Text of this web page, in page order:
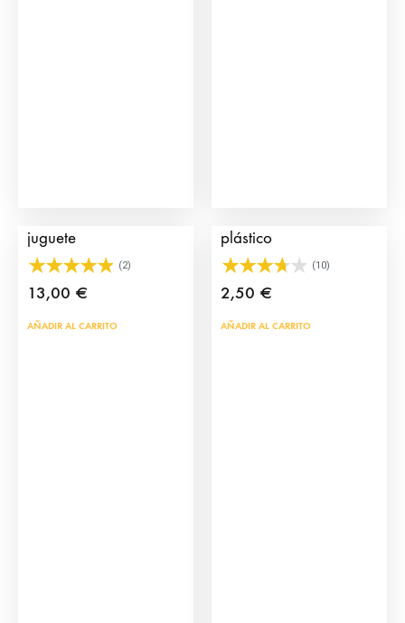
juguete
(2)
13,00 €
AÑADIR AL CARRITO
plástico
(10)
2,50 €
AÑADIR AL CARRITO